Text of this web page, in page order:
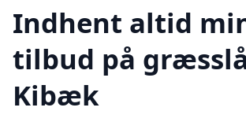
Indhent altid
tilbud på
Kibæk